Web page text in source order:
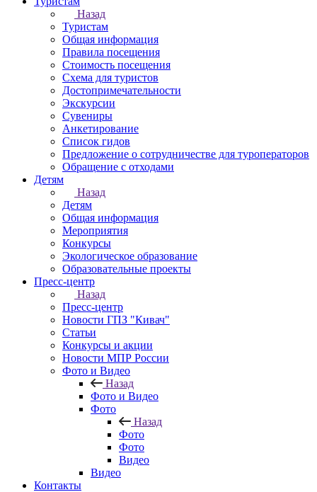
Назад
Туристам
Общая информация
Правила посещения
Стоимость посещения
Схема для туристов
Достопримечательности
Экскурсии
Сувениры
Анкетирование
Список гидов
Предложение о сотрудничестве для туроператоров
Обращение с отходами
Детям
Назад
Детям
Общая информация
Мероприятия
Конкурсы
Экологическое образование
Образовательные проекты
Пресс-центр
Назад
Пресс-центр
Новости ГПЗ "Кивач"
Статьи
Конкурсы и акции
Новости МПР России
Фото и Видео
Назад
Фото и Видео
Фото
Назад
Фото
Фото
Видео
Видео
Контакты